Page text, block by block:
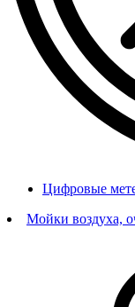
Цифровые
Мойки воздуха,